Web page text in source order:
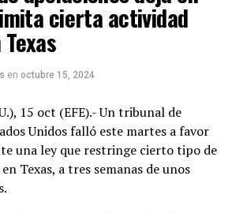
cierta actividad
en octubre 15, 2024
15 oct (EFE).- Un tribunal de
Unidos falló este martes a favor
una ley que restringe cierto tipo de
Texas, a tres semanas de unos